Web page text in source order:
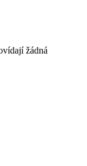
žádná